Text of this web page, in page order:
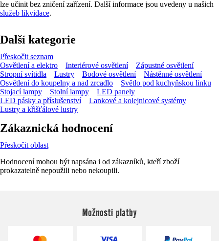
lze učinit bez zničení zařízení. Další informace jsou uvedeny u našich
služeb likvidace.
Další kategorie
Přeskočit seznam
Osvětlení a elektro
Interiérové osvětlení
Zápustné osvětlení
Stropní svítidla
Lustry Bodové osvětlení
Nástěnné osvětlení
Osvětlení do koupelny a nad zrcadlo
Světlo pod kuchyňskou linku
Stojací lampy
Stolní lampy
LED panely
LED pásky a příslušenství
Lankové a kolejnicové systémy
Lustry a křišťálové lustry
Zákaznická hodnocení
Přeskočit oblast
Hodnocení mohou být napsána i od zákazníků, kteří zboží
prokazatelně nepoužili nebo nekoupili.
Možnosti platby